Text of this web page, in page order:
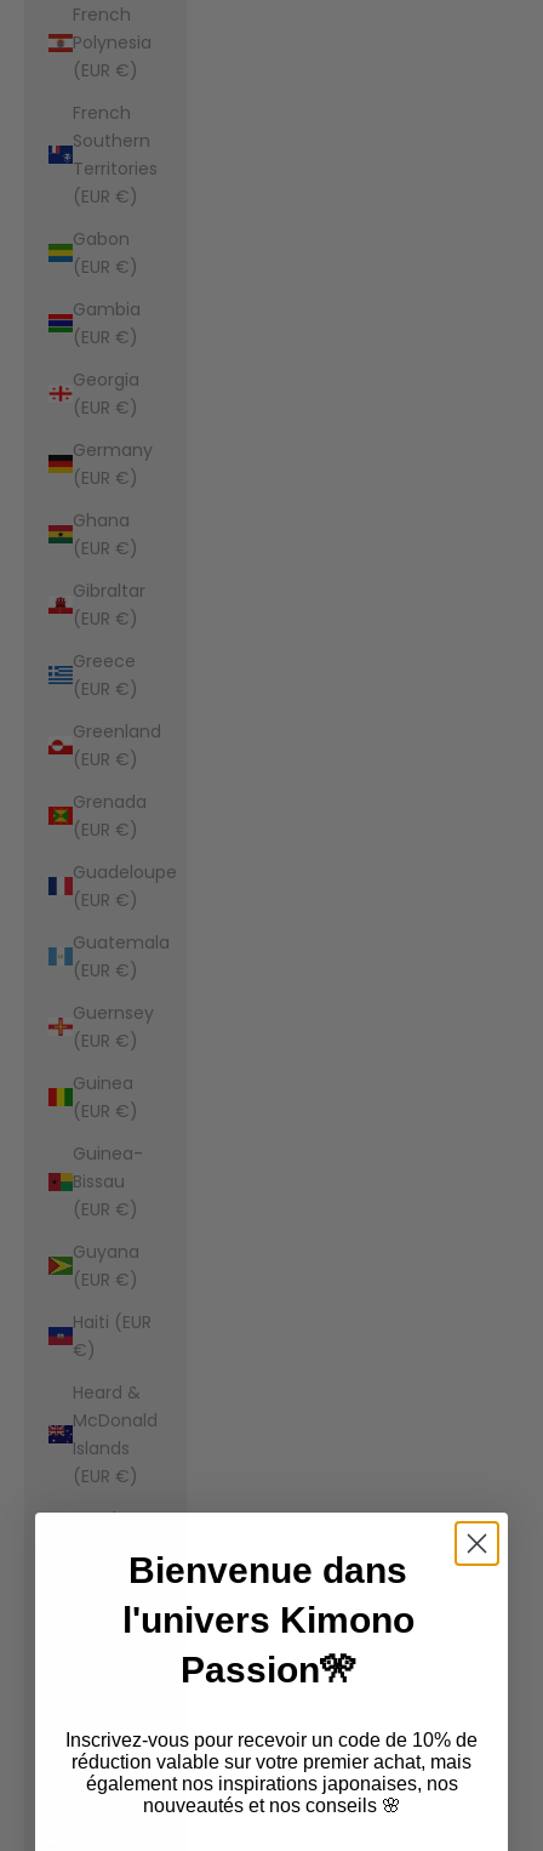
French
Polynesia
(EUR €)
French
Southern
Territories
(EUR €)
Gabon
(EUR €)
Gambia
(EUR €)
Georgia
(EUR €)
Germany
(EUR €)
Ghana
(EUR €)
Gibraltar
(EUR €)
Greece
(EUR €)
Greenland
(EUR €)
Grenada
(EUR €)
Guadeloupe
(EUR €)
Guatemala
(EUR €)
Guernsey
(EUR €)
Guinea
(EUR €)
Guinea-
Bissau
(EUR €)
Guyana
(EUR €)
Haiti (EUR
€)
Heard &
McDonald
Islands
(EUR €)
Honduras
Hong Kong
SAR (EUR
Iceland
(EUR €)
Bienvenue dans
l'univers Kimono
Passion🎌
Inscrivez-vous pour recevoir un code de 10% de
réduction valable sur votre premier achat, mais
également nos inspirations japonaises, nos
nouveautés et nos conseils 🌸